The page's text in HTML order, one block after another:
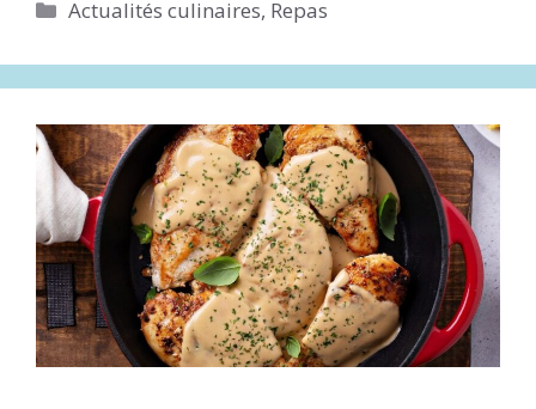
Catégories
Actualités culinaires, Repas